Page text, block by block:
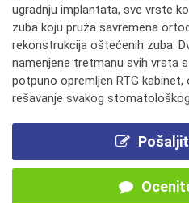
ugradnju implantata, sve vrste
zuba koju pruža savremena
rekonstrukcija oštećenih zuba.
namenjene tretmanu svih vrsta
potpuno opremljen RTG
rešavanje svakog stomatološkog